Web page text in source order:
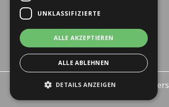
Dekkers Valkenburg
6301 KZ Valkenburg
© 2026 - Dekkers Tweewielers
UNKLASSIFIZIERTE
ALLE AKZEPTIEREN
ALLE ABLEHNEN
DETAILS ANZEIGEN